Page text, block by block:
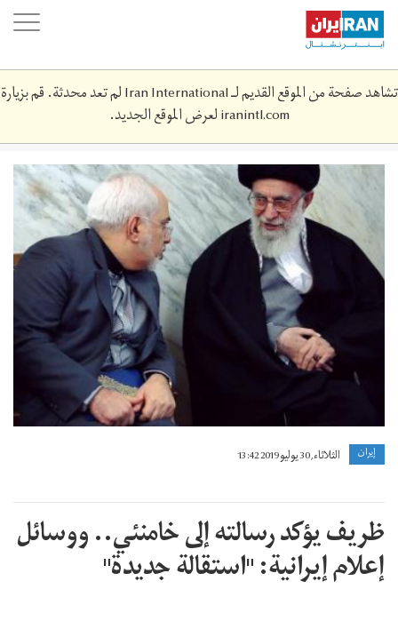
Skip
main
content
تشاهد صفحة من الموقع القديم لـ Iran International لم تعد محدثة. قم بزيارة
iranintl.comلعرض الموقع الجديد.
zarif-
khamneie-
1.jpg
إيران الثلاثاء, 30 يوليو 2019 13:42
ظريف يؤکد رسالته إلى خامنئي.. ووسائل
إعلام إيرانية: "استقالة جديدة"